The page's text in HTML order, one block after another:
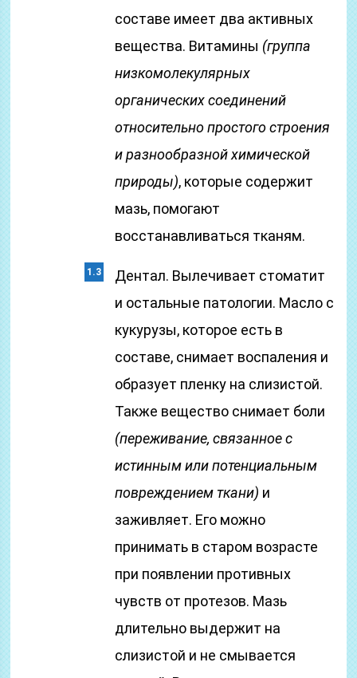
составе имеет два активных
вещества. Витамины (группа
низкомолекулярных
органических соединений
относительно простого строения
и разнообразной химической
природы), которые содержит
мазь, помогают
восстанавливаться тканям.
Дентал. Вылечивает стоматит
и остальные патологии. Масло с
кукурузы, которое есть в
составе, снимает воспаления и
образует пленку на слизистой.
Также вещество снимает боли
(переживание, связанное с
истинным или потенциальным
повреждением ткани) и
заживляет. Его можно
принимать в старом возрасте
при появлении противных
чувств от протезов. Мазь
длительно выдержит на
слизистой и не смывается